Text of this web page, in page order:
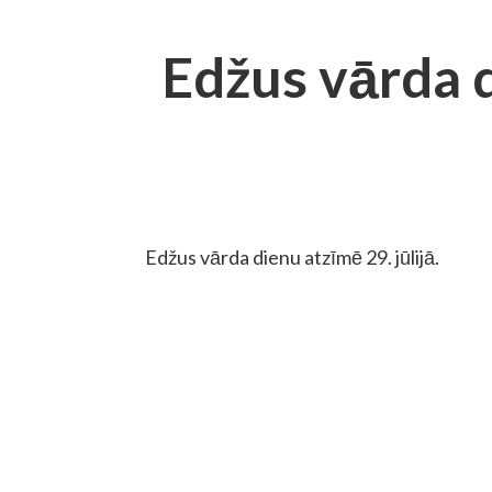
Edžus vārda
Edžus vārda dienu atzīmē 29. jūlijā.